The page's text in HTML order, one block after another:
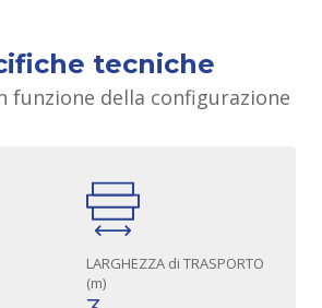
tecniche
funzione della configurazione
LARGHEZZA di TRASPORTO
(m)